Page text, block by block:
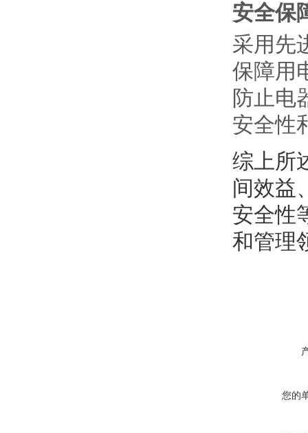
安全保
采用先
保障用
防止电
安全性
综上所
间效益
安全性
和管理
您的